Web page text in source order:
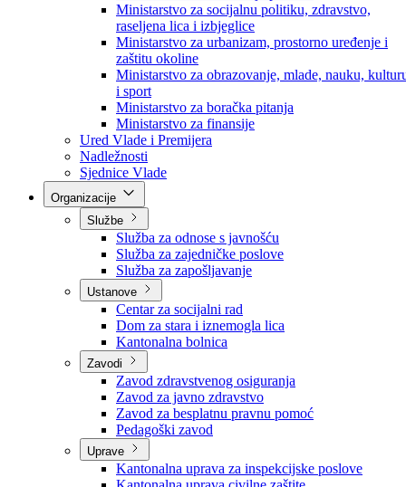
Ministarstvo za privredu
Ministarstvo za pravosuđe, upravu i radne odnose
Ministarstvo za unutrašnje poslove
Ministarstvo za socijalnu politiku, zdravstvo,
raseljena lica i izbjeglice
Ministarstvo za urbanizam, prostorno uređenje i
zaštitu okoline
Ministarstvo za obrazovanje, mlade, nauku,
i sport
Ministarstvo za boračka pitanja
Ministarstvo za finansije
Ured Vlade i Premijera
Nadležnosti
Sjednice Vlade
Službe
Služba za odnose s javnošću
Služba za zajedničke poslove
Služba za zapošljavanje
Ustanove
Centar za socijalni rad
Dom za stara i iznemogla lica
Kantonalna bolnica
Zavodi
Zavod zdravstvenog osiguranja
Zavod za javno zdravstvo
Zavod za besplatnu pravnu pomoć
Pedagoški zavod